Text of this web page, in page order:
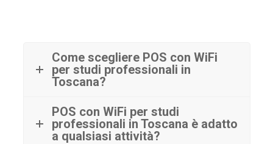
Come scegliere POS con WiFi
per studi professionali in
Toscana?
POS con WiFi per studi
professionali in Toscana è adatto
a qualsiasi attività?